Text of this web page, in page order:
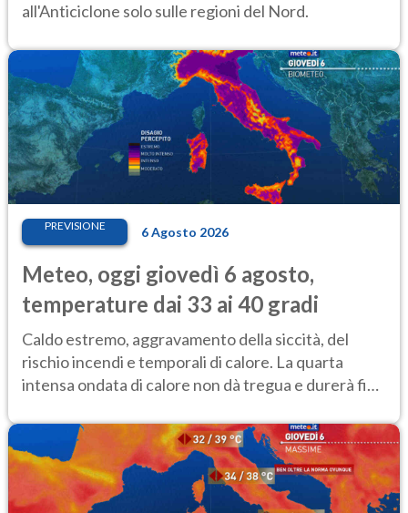
all'Anticiclone solo sulle regioni del Nord.
PREVISIONE 6 Agosto 2026
Meteo, oggi giovedì 6 agosto,
temperature dai 33 ai 40 gradi
Caldo estremo, aggravamento della siccità, del
rischio incendi e temporali di calore. La quarta
intensa ondata di calore non dà tregua e durerà fino